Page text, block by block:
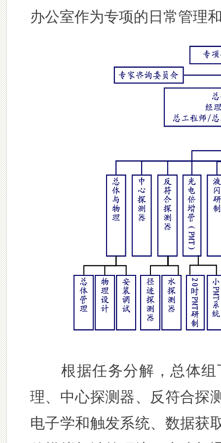
办公室作为专项的日常管理
根据任务分解，总体组
理、中心探测器、反符合探
电子学和触发系统、数据获